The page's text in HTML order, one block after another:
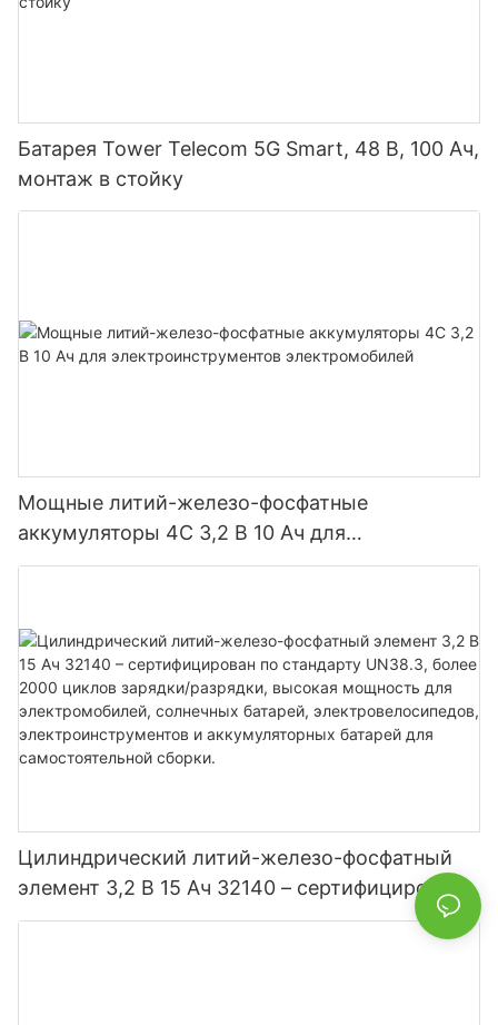
Батарея Tower Telecom 5G Smart, 48 В, 100 Ач,
монтаж в стойку
Мощные литий-железо-фосфатные
аккумуляторы 4C 3,2 В 10 Ач для
электроинструментов электромобилей
Цилиндрический литий-железо-фосфатный
элемент 3,2 В 15 Ач 32140 – сертифицирован
по стандарту UN38.3, более 2000 циклов